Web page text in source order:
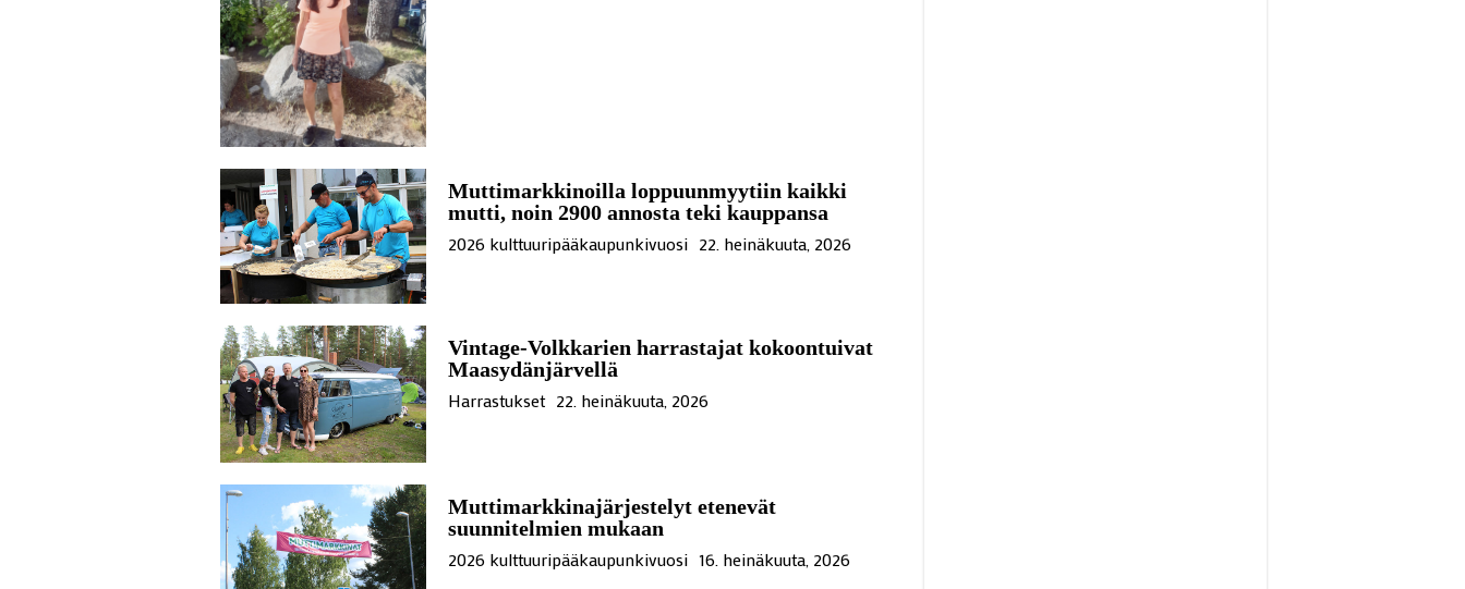
Muttimarkkinoilla loppuunmyytiin kaikki
mutti, noin 2900 annosta teki kauppansa
2026 kulttuuripääkaupunkivuosi 22. heinäkuuta, 2026
Vintage-Volkkarien harrastajat kokoontuivat
Maasydänjärvellä
Harrastukset 22. heinäkuuta, 2026
Muttimarkkinajärjestelyt etenevät
suunnitelmien mukaan
2026 kulttuuripääkaupunkivuosi 16. heinäkuuta, 2026